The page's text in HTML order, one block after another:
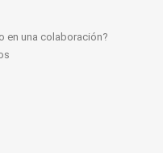
en una colaboración?